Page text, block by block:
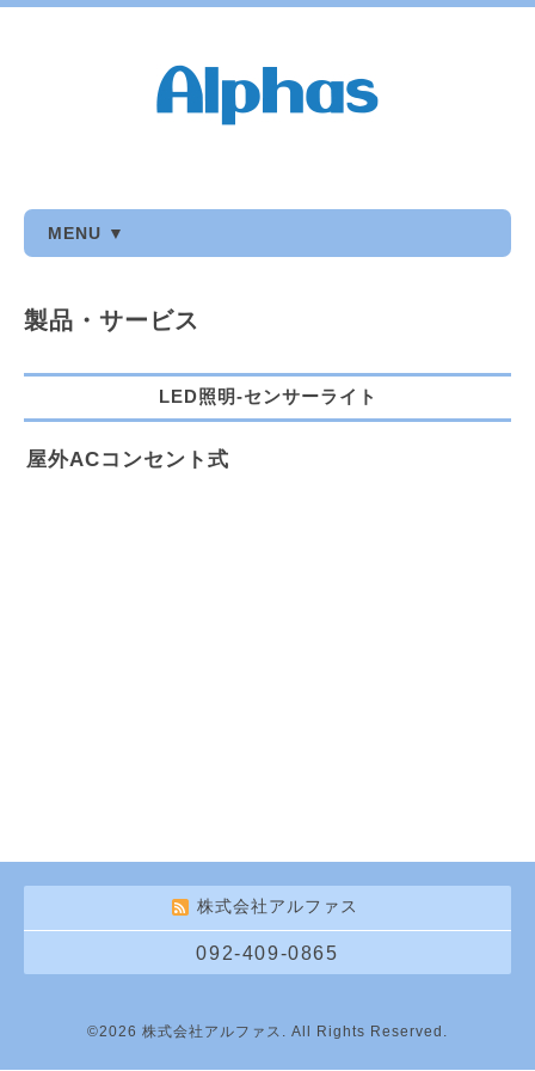
MENU ▼
製品・サービス
LED照明-センサーライト
屋外ACコンセント式
株式会社アルファス
092-409-0865
©2026 株式会社アルファス . All Rights Reserved.